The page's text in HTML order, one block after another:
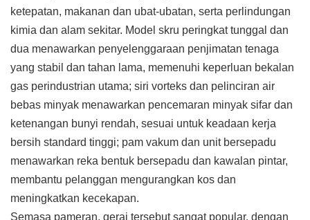
ketepatan, makanan dan ubat-ubatan, serta perlindungan
kimia dan alam sekitar. Model skru peringkat tunggal dan
dua menawarkan penyelenggaraan penjimatan tenaga
yang stabil dan tahan lama, memenuhi keperluan bekalan
gas perindustrian utama; siri vorteks dan pelinciran air
bebas minyak menawarkan pencemaran minyak sifar dan
ketenangan bunyi rendah, sesuai untuk keadaan kerja
bersih standard tinggi; pam vakum dan unit bersepadu
menawarkan reka bentuk bersepadu dan kawalan pintar,
membantu pelanggan mengurangkan kos dan
meningkatkan kecekapan.
Semasa pameran, gerai tersebut sangat popular, dengan